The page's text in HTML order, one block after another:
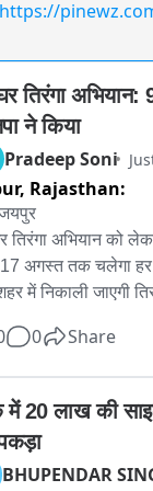
https://
तिरंगा
ने किया
Pradeep Soni
Rajasthan:
तिरंगा अभियान को
अगस्त तक चलेगा हर
में निकाली जाएगी
प्रवक्ता रामलाल शर्मा
और राष्ट्रीय एकता
में 9 अगस्त से 17
है। भाजपा मुख्य
0 Share
में 20 लाख की